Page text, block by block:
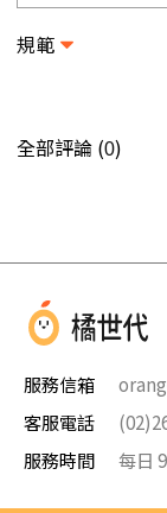
規範
全部評論 (0)
服務信箱
客服電話
服務時間
每日